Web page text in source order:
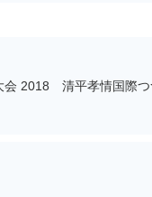
2018 清平孝情国際つ